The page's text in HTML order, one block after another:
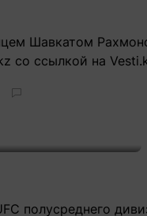
Шавкатом
со ссылкой на
полусреднего